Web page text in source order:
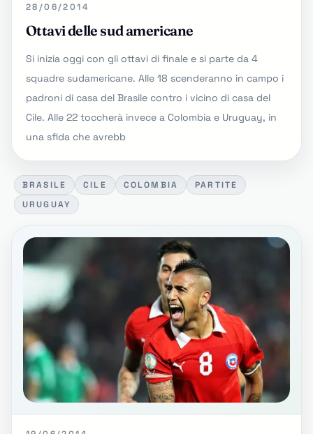
28/06/2014
Ottavi delle sud americane
Si inizia oggi con gli ottavi di finale e si parte da 4
squadre sudamericane. Alle 18 scenderanno in campo i
padroni di casa del Brasile contro i vicino di casa del
Cile. Alle 22 toccherà invece a Colombia e Uruguay, in
una sfida che avrebb
BRASILE CILE COLOMBIA
PARTITE
URUGUAY